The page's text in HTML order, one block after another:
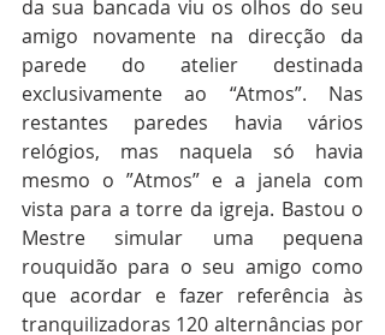
da sua bancada viu os olhos do seu
amigo novamente na direcção da
parede do atelier destinada
exclusivamente ao “Atmos”. Nas
restantes paredes havia vários
relógios, mas naquela só havia
mesmo o ”Atmos” e a janela com
vista para a torre da igreja. Bastou o
Mestre simular uma pequena
rouquidão para o seu amigo como
que acordar e fazer referência às
tranquilizadoras 120 alternâncias por